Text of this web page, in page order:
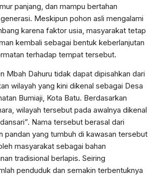
panjang, dan mampu bertahan
Meskipun pohon asli mengalami
karena faktor usia, masyarakat tetap
kembali sebagai bentuk keberlanjutan
terhadap tempat tersebut.
Mbah Dahuru tidak dapat dipisahkan dari
wilayah yang kini dikenal sebagai Desa
Bumiaji, Kota Batu. Berdasarkan
wilayah tersebut pada awalnya dikenal
Nama tersebut berasal dari
pandan yang tumbuh di kawasan tersebut
masyarakat sebagai bahan
tradisional berlapis. Seiring
penduduk dan semakin terbentuknya